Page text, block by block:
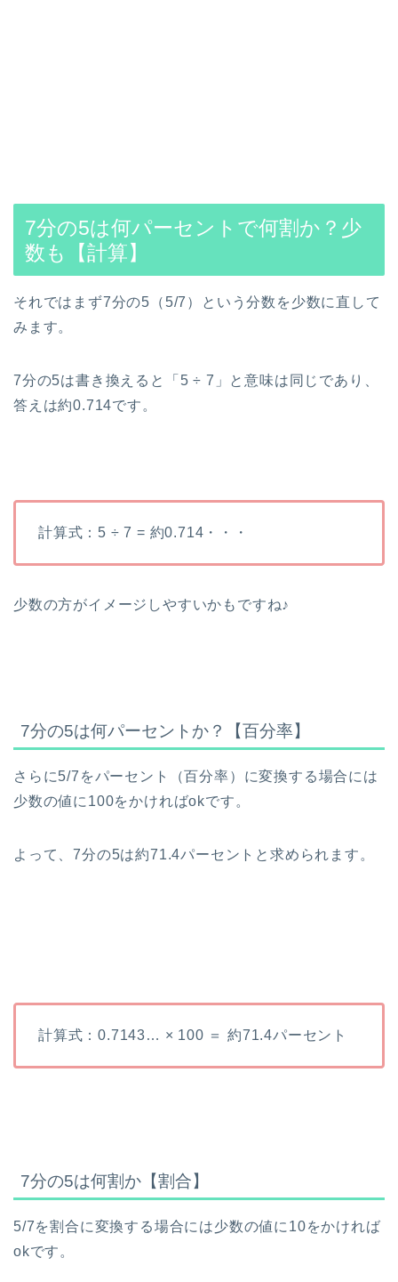
7分の5は何パーセントで何割か？少
数も【計算】
それではまず7分の5（5/7）という分数を少数に直して
みます。
7分の5は書き換えると「5 ÷ 7」と意味は同じであり、
答えは約0.714です。
計算式：5 ÷ 7 = 約0.714・・・
少数の方がイメージしやすいかもですね♪
7分の5は何パーセントか？【百分率】
さらに5/7をパーセント（百分率）に変換する場合には
少数の値に100をかければokです。
よって、7分の5は約71.4パーセントと求められます。
計算式：0.7143… × 100 ＝ 約71.4パーセント
7分の5は何割か【割合】
5/7を割合に変換する場合には少数の値に10をかければ
okです。